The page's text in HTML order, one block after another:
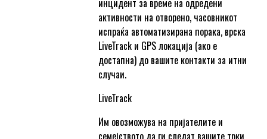
инцидент за време на одредени
активности на отворено, часовникот
испраќа автоматизирана порака, врска
LiveTrack и GPS локација (ако е
достапна) до вашите контакти за итни
случаи.
LiveTrack
Им овозможува на пријателите и
семејството да ги следат вашите трки